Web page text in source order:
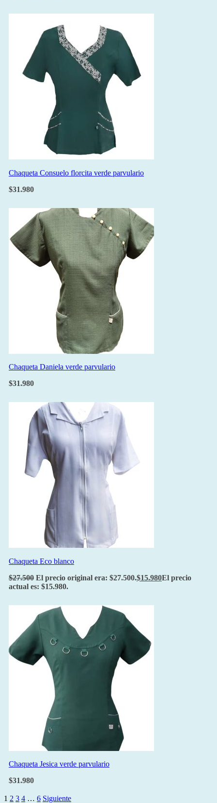
Chaqueta Consuelo florcita verde parvulario
$31.980
Chaqueta Daniela verde parvulario
$31.980
Chaqueta Eco blanco
$27.500 El precio original era: $27.500.$15.980El precio
actual es: $15.980.
Chaqueta Jesica verde parvulario
$31.980
1 2 3 4 … 6 Siguiente